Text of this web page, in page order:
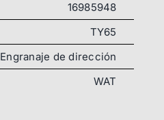
16985948
TY65
Engranaje de dirección
WAT